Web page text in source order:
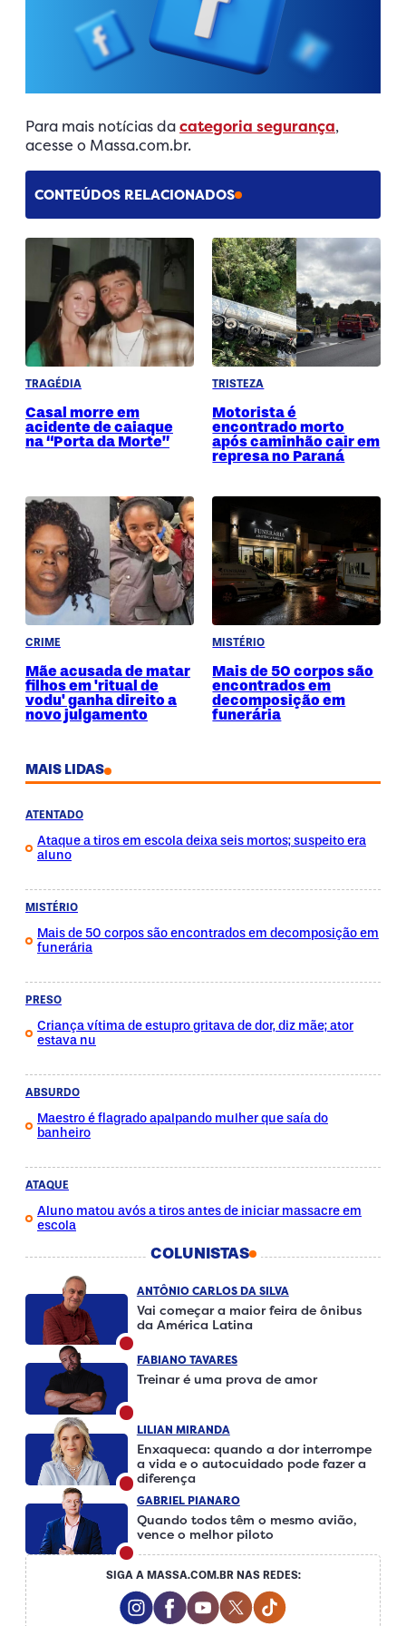
Para mais notícias dacategoria segurança,
acesse o Massa.com.br.
CONTEÚDOS RELACIONADOS
TRAGÉDIA
Casal morre em
acidente de caiaque
na “Porta da Morte”
TRISTEZA
Motorista é
encontrado morto
após caminhão cair em
represa no Paraná
CRIME
Mãe acusada de matar
filhos em 'ritual de
vodu' ganha direito a
novo julgamento
MISTÉRIO
Mais de 50 corpos são
encontrados em
decomposição em
funerária
MAIS LIDAS
ATENTADO
Ataque a tiros em escola deixa seis mortos; suspeito era
aluno
MISTÉRIO
Mais de 50 corpos são encontrados em decomposição em
funerária
PRESO
Criança vítima de estupro gritava de dor, diz mãe; ator
estava nu
ABSURDO
Maestro é flagrado apalpando mulher que saía do
banheiro
ATAQUE
Aluno matou avós a tiros antes de iniciar massacre em
escola
COLUNISTAS
ANTÔNIO CARLOS DA SILVA
Vai começar a maior feira de ônibus
da América Latina
FABIANO TAVARES
Treinar é uma prova de amor
LILIAN MIRANDA
Enxaqueca: quando a dor interrompe
a vida e o autocuidado pode fazer a
diferença
GABRIEL PIANARO
Quando todos têm o mesmo avião,
vence o melhor piloto
SIGA A MASSA.COM.BR NAS REDES:
Instagram Social Media
Facebook Social Media
Youtube Social Media
Twitter Social Media
Tiktok Social